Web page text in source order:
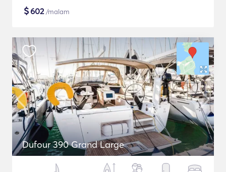
$602/malam
Dufour 390 Grand Large